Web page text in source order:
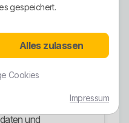
von Stromkunden im
in fremden
Stromnetzes
Anbieter veröffentlicht
und
gespeichert.
Alles zulassen
Cookies
Impressum